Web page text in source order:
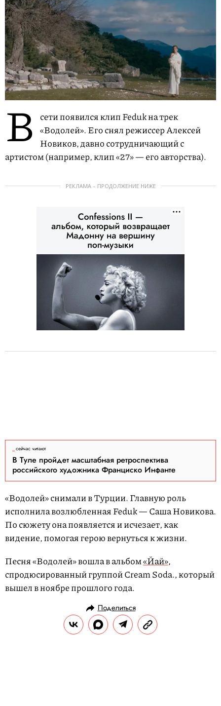
В
сети появился клип Feduk на трек
«Водолей». Его снял режиссер Алексей
Новиков, давно сотрудничающий с
артистом (например, клип «27» — его авторства).
РЕКЛАМА – ПРОДОЛЖЕНИЕ НИЖЕ
сейчас читают
В Туле пройдет масштабная ретроспектива
российского художника Франциско Инфанте
«Водолей» снимали в Турции. Главную роль
исполнила возлюбленная Feduk — Саша Новикова.
По сюжету она появляется и исчезает, как
видение, помогая герою вернуться к жизни.
Песня «Водолей» вошла в альбом«Йай»,
спродюсированный группой Cream Soda., который
вышел в ноябре прошлого года.
Поделиться